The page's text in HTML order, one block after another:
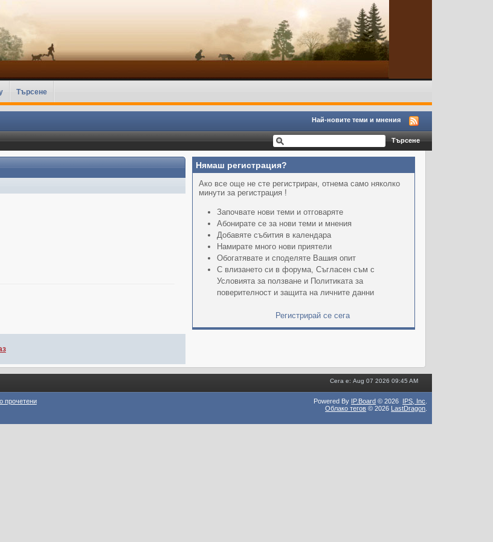
Търсене
Най-новите теми и мнения
Нямаш регистрация?
Ако все още не сте регистриран, отнема само няколко
минути за регистрация !
Започвате нови теми и отговаряте
Абонирате се за нови теми и мнения
Добавяте събития в календара
Намирате много нови приятели
Обогатявате и споделяте Вашия опит
С влизането си в форума, Съгласен съм с
Условията за ползване и Политиката за
поверителност и защита на личните данни
Регистрирай се сега
Сега е: Aug 07 2026 09:45 AM
прочетени Powered By IP.Board © 2026 IPS, Inc
Облако тегов © 2026 LastDragon